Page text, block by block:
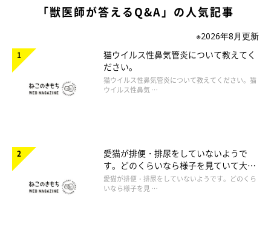
「獣医師が答えるQ&A」の人気記事
※2026年8月更新
猫ウイルス性鼻気管炎について教えてく
ださい。
猫ウイルス性鼻気管炎について教えてください。猫
ウイルス性鼻気 …
愛猫が排便・排尿をしていないようで
す。どのくらいなら様子を見ていて大丈
夫ですか。
愛猫が排便・排尿をしていないようです。どのくら
いなら様子を見 …